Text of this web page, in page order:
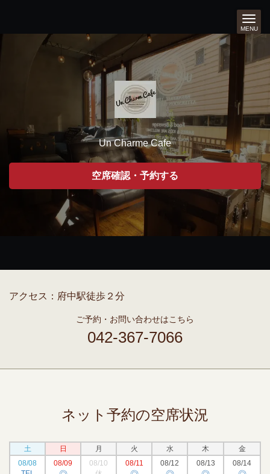
MENU
Un Charme Cafe
空席確認・予約する
アクセス： 府中駅徒歩２分
ご予約・お問い合わせはこちら
042-367-7066
ネット予約の空席状況
土 日 月 火 水 木
金
08/08
08/09
08/10
08/11 08/12 08/13 08/14